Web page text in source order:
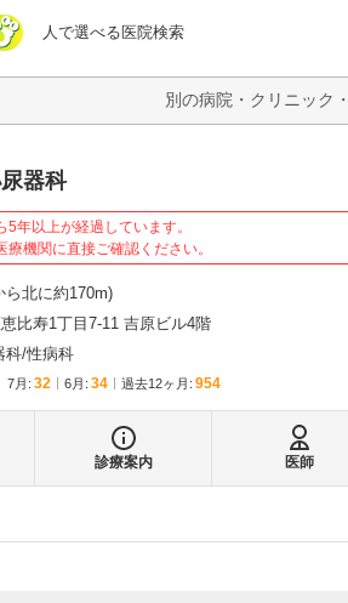
人で選べる医院検索
病院なび
器科
年以上が経過しています。
機関に直接ご確認ください。
ら北に約170m)
比寿1丁目7-11 吉原ビル4階
科 性病科
7月 : 32 6月 : 34 過去12ヶ月: 954
診療案内 医師